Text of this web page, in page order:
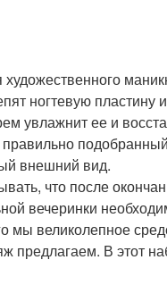
художественного
ногтевую пластину
увлажнит ее и
правильно
внешний вид.
что после
вечеринки
мы великолепное
предлагаем. В этот